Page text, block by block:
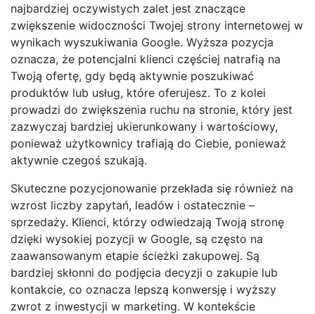
najbardziej oczywistych zalet jest znaczące
zwiększenie widoczności Twojej strony internetowej w
wynikach wyszukiwania Google. Wyższa pozycja
oznacza, że potencjalni klienci częściej natrafią na
Twoją ofertę, gdy będą aktywnie poszukiwać
produktów lub usług, które oferujesz. To z kolei
prowadzi do zwiększenia ruchu na stronie, który jest
zazwyczaj bardziej ukierunkowany i wartościowy,
ponieważ użytkownicy trafiają do Ciebie, ponieważ
aktywnie czegoś szukają.
Skuteczne pozycjonowanie przekłada się również na
wzrost liczby zapytań, leadów i ostatecznie –
sprzedaży. Klienci, którzy odwiedzają Twoją stronę
dzięki wysokiej pozycji w Google, są często na
zaawansowanym etapie ścieżki zakupowej. Są
bardziej skłonni do podjęcia decyzji o zakupie lub
kontakcie, co oznacza lepszą konwersję i wyższy
zwrot z inwestycji w marketing. W kontekście